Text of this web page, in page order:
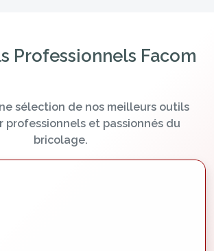
Professionnels Facom
sélection de nos meilleurs outils
professionnels et passionnés du
bricolage.